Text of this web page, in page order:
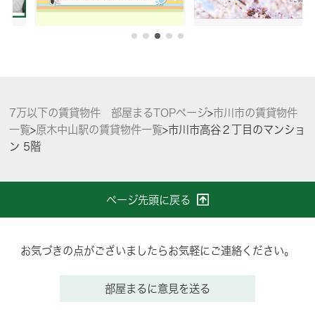
7万以下の賃貸物件 部屋まるTOPページ>市川市の賃貸物件
一覧>原木中山駅の賃貸物件一覧>市川市高谷２丁目のマンショ
ン 5階
ページ先頭に戻る
お気づきの点がございましたらお気軽にご連絡ください。
部屋まるに意見を送る